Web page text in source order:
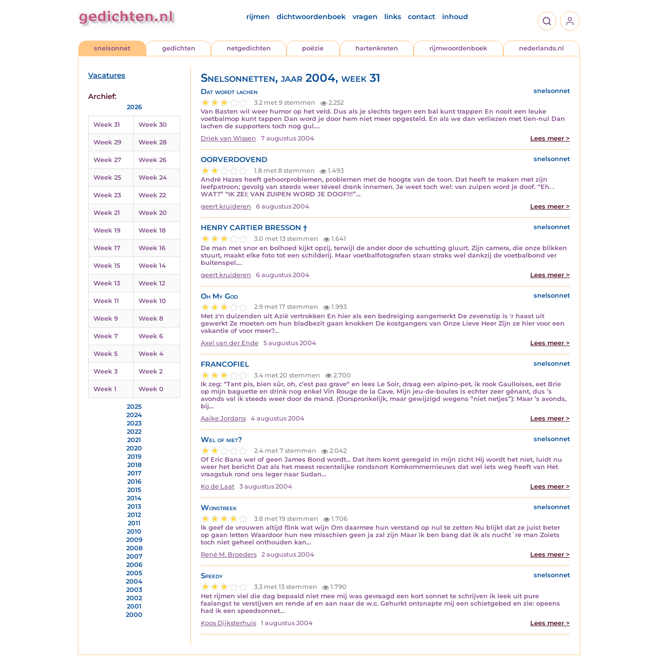
rijmen dichtwoordenboek vragen links contact inhoud
snelsonnet gedichten netgedichten poëzie hartenkreten rijmwoordenboek nederlands.nl
Vacatures
Archief:
2026
Week 31 Week 30
Week 29 Week 28
Week 27 Week 26
Week 25 Week 24
Week 23 Week 22
Week 21 Week 20
Week 19 Week 18
Week 17 Week 16
Week 15 Week 14
Week 13 Week 12
Week 11 Week 10
Week 9 Week 8
Week 7 Week 6
Week 5 Week 4
Week 3 Week 2
Week 1 Week 0
2025
2024
2023
2022
2021
2020
2019
2018
2017
2016
2015
2014
2013
2012
2011
2010
2009
2008
2007
2006
2005
2004
2003
2002
2001
2000
Snelsonnetten, jaar 2004, week 31
Dat wordt lachen
snelsonnet
3.2 met 9 stemmen
2.252
Van Basten wil weer humor op het veld. Dus als je slechts tegen een bal kunt trappen En nooit een leuke
voetbalmop kunt tappen Dan word je door hem niet meer opgesteld. En als we dan verliezen met tien-nul Dan
lachen de supporters toch nog gul.…
Driek van Wissen
7 augustus 2004 Lees meer >
OORVERDOVEND
snelsonnet
1.8 met 8 stemmen
1.493
André Hazes heeft gehoorproblemen, problemen met de hoogte van de toon. Dat heeft te maken met zijn
leefpatroon; gevolg van steeds weer téveel drank innemen. Je weet toch wel: van zuipen word je doof. “Eh. .
WAT?” “IK ZEI: VAN ZUIPEN WORD JE DOOF!!!”…
geert kruideren
6 augustus 2004 Lees meer >
HENRY CARTIER BRESSON †
snelsonnet
3.0 met 13 stemmen
1.641
De man met snor en bolhoed kijkt opzij, terwijl de ander door de schutting gluurt. Zijn camera, die onze blikken
stuurt, maakt elke foto tot een schilderij. Maar voetbalfotografen staan straks wel dankzij de voetbalbond ver
buitenspel.…
geert kruideren
6 augustus 2004 Lees meer >
Oh My God
snelsonnet
2.9 met 17 stemmen
1.993
Met z'n duizenden uit Azië vertrokken En hier als een bedreiging aangemerkt De zevenstip is 'r haast uit
gewerkt Ze moeten om hun bladbezit gaan knokken De kostgangers van Onze Lieve Heer Zijn ze hier voor een
vakantie of voor meer?…
Axel van der Ende
5 augustus 2004 Lees meer >
FRANCOFIEL
snelsonnet
3.4 met 20 stemmen
2.700
Ik zeg: “Tant pis, bien sûr, oh, c’est pas grave“ en lees Le Soir, draag een alpino-pet, ik rook Gaulloises, eet Brie
op mijn baguette en drink nog enkel Vin Rouge de la Cave. Mijn jeu-de-boules is echter zeer gênant, dus ’s
avonds val ik steeds weer door de mand. (Oorspronkelijk, maar gewijzigd wegens “niet netjes”): Maar ’s avonds,
bij…
Aaike Jordans
4 augustus 2004 Lees meer >
Wel of niet?
snelsonnet
2.4 met 7 stemmen
2.042
Of Eric Bana wel of geen James Bond wordt... Dat item komt geregeld in mijn zicht Hij wordt het níet, luidt nu
weer het bericht Dat als het meest recentelijke rondsnort Komkommernieuws dat wel iets weg heeft van Het
vraagstuk rond ons leger naar Sudan…
Ko de Laat
3 augustus 2004 Lees meer >
Wijnstreek
snelsonnet
3.8 met 19 stemmen
1.706
Ik geef de vrouwen altijd flink wat wijn Om daarmee hun verstand op nul te zetten Nu blijkt dat ze juist beter
op gaan letten Waardoor hun nee misschien geen ja zal zijn Maar ik ben bang dat ik als nucht´re man Zoiets
toch niet geheel onthouden kan…
René M. Broeders
2 augustus 2004 Lees meer >
Speedy
snelsonnet
3.3 met 13 stemmen
1.790
Het rijmen viel die dag bepaald niet mee mij was gevraagd een kort sonnet te schrijven ik leek uit pure
faalangst te verstijven en rende af en aan naar de w.c. Gehurkt ontsnapte mij een schietgebed en zie: opeens
had ik een speedsonnet…
Koos Dijksterhuis
1 augustus 2004 Lees meer >